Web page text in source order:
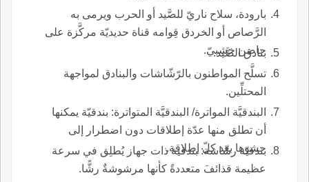
بارودة، سلاح ناريّ للصَّيد أو الحرب ويرمى به
الرَّصاص أو الخردق قِوامه قناة حديديّة مركَّزة على
حاضن خشبيّ.
بنادق الصَّيد.
تسلَّح المواطنون بالرّشّاشات والبنادق لمواجهة
المحتلِّين.
البندقيَّة المواترة/ البندقيَّة المتواترة: بندقيّة يمكنها
أن تطلق منها عدّة إطلاقات دون اضطرار إلى
حشوها بعد كلّ إطلاقة.
بندقيّة رشّاشة: بندقية ذات جهاز يُطلِق في سرعة
عظيمة قذائفَ متعددةً كأنها مرشوشةٌ رشًّا.